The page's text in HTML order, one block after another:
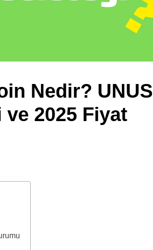
Nedir? UNUS
ve 2025 Fiyat